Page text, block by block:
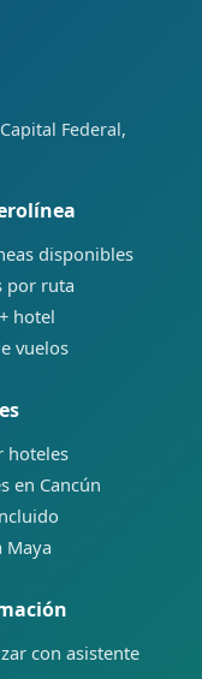
Federal,
disponibles
por ruta
hotel
vuelos
hoteles
en Cancún
Maya
con asistente